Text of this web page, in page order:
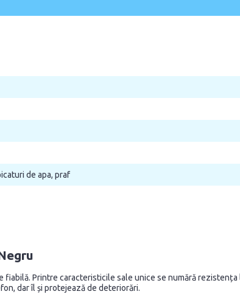
de apa, praf
Printre caracteristicile sale unice se numără rezistența
dar îl și protejează de deteriorări.